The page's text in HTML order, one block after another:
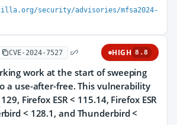
security/advisories/mfsa2024-
CVE-2024-7527 HIGH 8.8
work at the start of sweeping
a use-after-free. This vulnerability
Firefox ESR < 115.14, Firefox ESR
< 128.1, and Thunderbird <